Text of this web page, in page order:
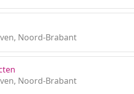
Noord-Brabant
Noord-Brabant